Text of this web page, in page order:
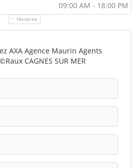
09:00 AM - 18:00 PM
Horaires
AXA Agence Maurin Agents
CAGNES SUR MER